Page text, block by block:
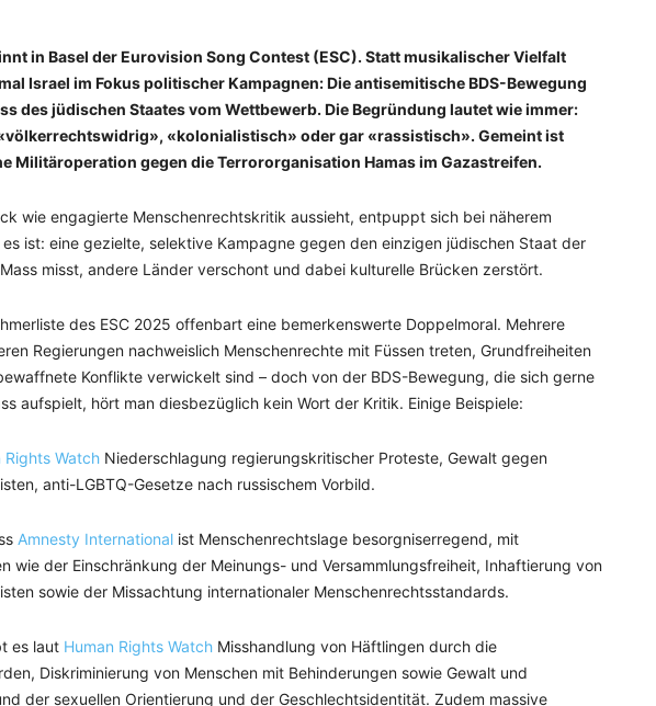
in Basel der Eurovision Song Contest (ESC). Statt musikalischer Vielfalt
Israel im Fokus politischer Kampagnen: Die antisemitische BDS-Bewegung
des jüdischen Staates vom Wettbewerb. Die Begründung lautet wie immer:
«kolonialistisch» oder gar «rassistisch». Gemeint ist
Militäroperation gegen die Terrororganisation Hamas im Gazastreifen.
wie engagierte Menschenrechtskritik aussieht, entpuppt sich bei näherem
es ist: eine gezielte, selektive Kampagne gegen den einzigen jüdischen Staat der
misst, andere Länder verschont und dabei kulturelle Brücken zerstört.
des ESC 2025 offenbart eine bemerkenswerte Doppelmoral. Mehrere
Regierungen nachweislich Menschenrechte mit Füssen treten, Grundfreiheiten
Konflikte verwickelt sind – doch von der BDS-Bewegung, die sich gerne
aufspielt, hört man diesbezüglich kein Wort der Kritik. Einige Beispiele:
Rights Watch Niederschlagung regierungskritischer Proteste, Gewalt gegen
anti-LGBTQ-Gesetze nach russischem Vorbild.
Amnesty International ist Menschenrechtslage besorgniserregend, mit
wie der Einschränkung der Meinungs- und Versammlungsfreiheit, Inhaftierung von
sowie der Missachtung internationaler Menschenrechtsstandards.
es laut Human Rights Watch Misshandlung von Häftlingen durch die
Diskriminierung von Menschen mit Behinderungen sowie Gewalt und
der sexuellen Orientierung und der Geschlechtsidentität. Zudem massive